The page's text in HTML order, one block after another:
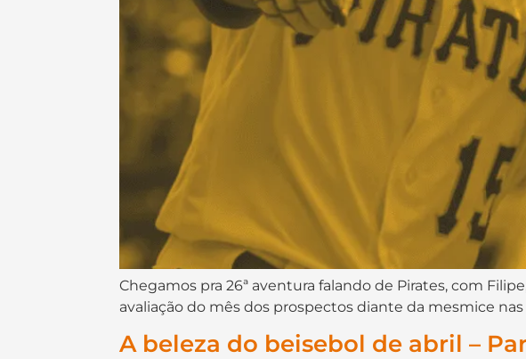
Chegamos pra 26ª aventura falando de Pirates, com
avaliação do mês dos prospectos diante da mesmice nas
A beleza do beisebol de abril –